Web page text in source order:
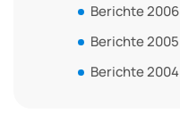
Berichte 2006
Berichte 2005
Berichte 2004